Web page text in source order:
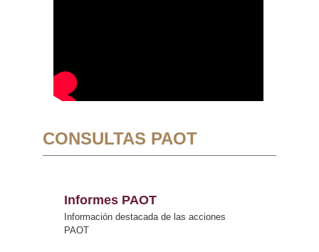
CONSULTAS PAOT
Informes PAOT
Información destacada de las acciones
PAOT